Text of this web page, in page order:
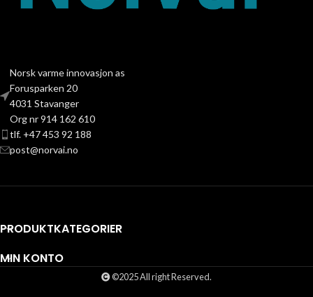
Norsk varme innovasjon as
Forusparken 20
4031 Stavanger
Org nr 914 162 610
tlf. +47 453 92 188
post@norvai.no
PRODUKTKATEGORIER
MIN KONTO
©2025 All right Reserved.